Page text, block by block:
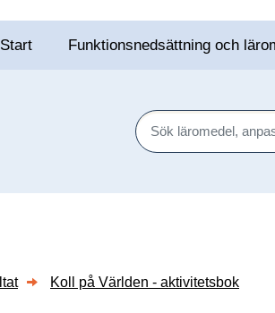
Start Funktionsnedsättning och
Sök
Koll på Världen - aktivitetsbok